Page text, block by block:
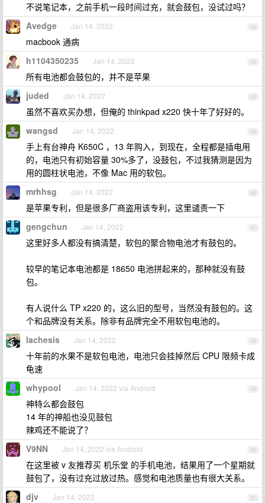
不说笔记本，之前手机一段时间过充，就会鼓包，没试过吗？
42
Avedge Jan 14, 2022
macbook 通病
43
h1104350235 Jan 14, 2022
所有电池都会鼓包的，并不是苹果
44
juded Jan 14, 2022
虽然不喜欢买办想，但俺的 thinkpad x220 快十年了好好的。
45
wangsd Jan 14, 2022
手上有台神舟 K650C ，13 年购入，到现在，全程都是插电用
的，电池只有初始容量 30%多了，没鼓包，不过我猜测是因为
用的圆柱状电池，不像 Mac 用的软包。
46
mrhhsg Jan 14, 2022
是苹果专利，但是很多厂商盗用该专利，这里谴责一下
47
gengchun Jan 14, 2022
这里好多人都没有搞清楚，软包的聚合物电池才有鼓包的。
较早的笔记本电池都是 18650 电池拼起来的，那种就没有鼓
包。
有人说什么 TP x220 的，这么旧的型号，当然没有鼓包的。这
个和品牌没有关系。除非有品牌完全不用软包电池的。
48
lachesis Jan 14, 2022
十年前的水果不是软包电池，电池只会挂掉然后 CPU 限频卡成
龟速
49
whypool Jan 14, 2022 via Android
神特么都会鼓包
14 年的神船也没见鼓包
辣鸡还不能说了？
50
V9NN Jan 14, 2022 via Android
在这里被 v 友推荐买 机乐堂 的手机电池，结果用了一个星期就
鼓包了，没有过充过放过热。感觉和电池质量也有很大关系。
51
djv Jan 14, 2022